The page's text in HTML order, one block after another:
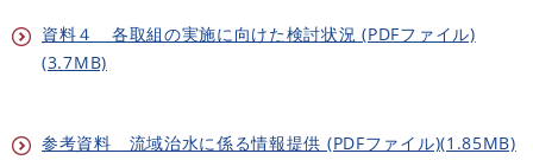
資料４ 各取組の実施に向けた検討状況 (PDFファイル)
(3.7MB)
参考資料 流域治水に係る情報提供 (PDFファイル)(1.85MB)